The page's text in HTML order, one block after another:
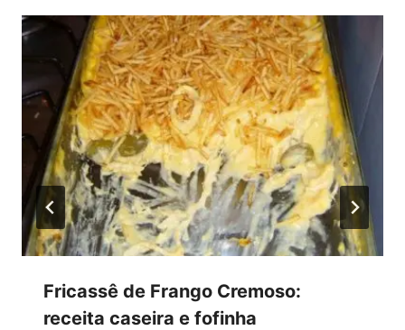
Fricassê de Frango Cremoso:
receita caseira e fofinha